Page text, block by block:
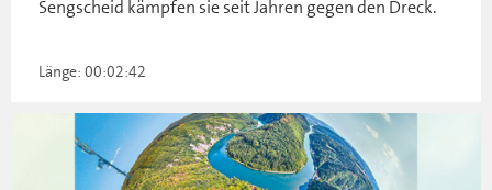
Sengscheid kämpfen sie seit Jahren gegen den Dreck.
Länge: 00:02:42